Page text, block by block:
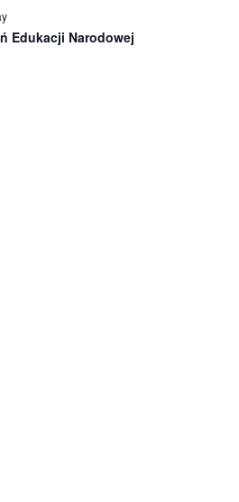
Edukacji Narodowej